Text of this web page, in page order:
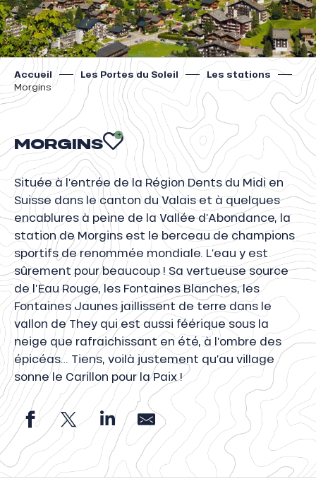
Accueil Les Portes du Soleil
Les stations
Morgins
MORGINSAJOUTER AUX
Située à l’entrée de la Région Dents du Midi en
Suisse dans le canton du Valais et à quelques
encablures à peine de la Vallée d’Abondance, la
station de Morgins est le berceau de champions
sportifs de renommée mondiale. L’eau y est
sûrement pour beaucoup ! Sa vertueuse source
de l’Eau Rouge, les Fontaines Blanches, les
Fontaines Jaunes jaillissent de terre dans le
vallon de They qui est aussi féérique sous la
neige que rafraichissant en été, à l’ombre des
épicéas… Tiens, voilà justement qu’au village
sonne le Carillon pour la Paix !